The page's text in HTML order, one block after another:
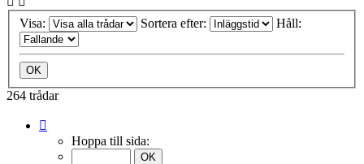
Visa: Sortera efter: Håll:
264 trådar
Hoppa till sida: